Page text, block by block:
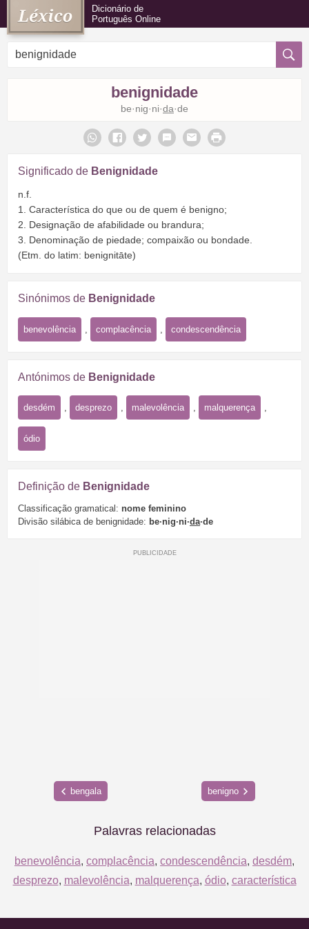
Dicionário de
Português Online
benignidade
be·nig·ni·da·de
Significado de Benignidade
n.f.
1. Característica do que ou de quem é benigno;
2. Designação de afabilidade ou brandura;
3. Denominação de piedade; compaixão ou bondade.
(Etm. do latim: benignitāte)
Sinónimos de Benignidade
benevolência complacência condescendência
Antónimos de Benignidade
desdém , desprezo , malevolência , malquerença ,
ódio
Definição de Benignidade
Classificação gramatical: nome feminino
Divisão silábica de benignidade: be·nig·ni·da·de
bengala benigno
Palavras relacionadas
benevolência, complacência, condescendência, desdém,
desprezo, malevolência, malquerença, ódio, característica